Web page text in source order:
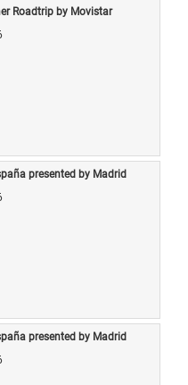
Roadtrip by Movistar
presented by Madrid
presented by Madrid